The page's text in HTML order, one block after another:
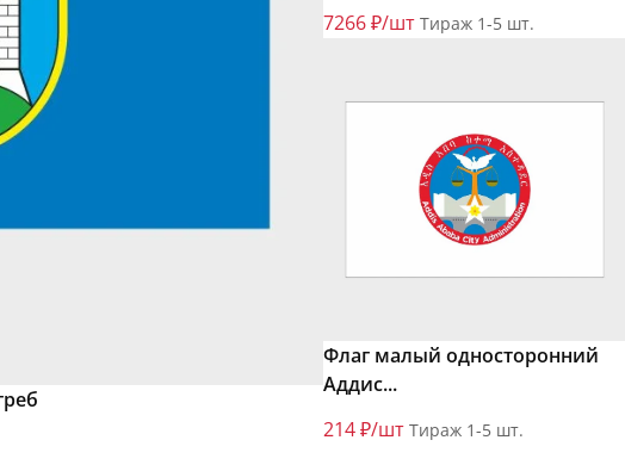
7266 ₽/шт Тираж 1-5 шт.
Флаг малый односторонний
Аддис...
214 ₽/шт Тираж 1-5 шт.